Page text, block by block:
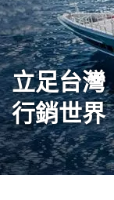
立足台灣
行銷世界